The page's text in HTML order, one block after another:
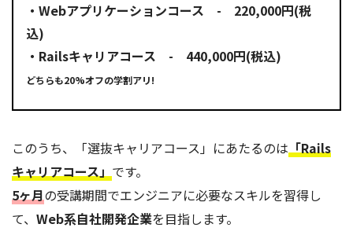
・Webアプリケーションコース - 220,000円(税
込)
・Railsキャリアコース - 440,000円(税込)
どちらも20%オフの学割アリ!
このうち、「選抜キャリアコース」にあたるのは「Rails
キャリアコース」です。
5ヶ月の受講期間でエンジニアに必要なスキルを習得し
て、 Web系自社開発企業を目指します。